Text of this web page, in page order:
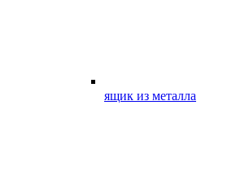
ящик из металла